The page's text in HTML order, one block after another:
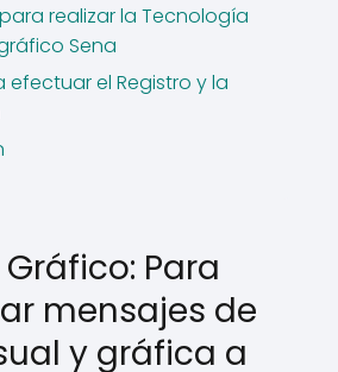
realizar la Tecnología
Sena
efectuar el Registro y la
Gráfico: Para
mensajes de
y gráfica a